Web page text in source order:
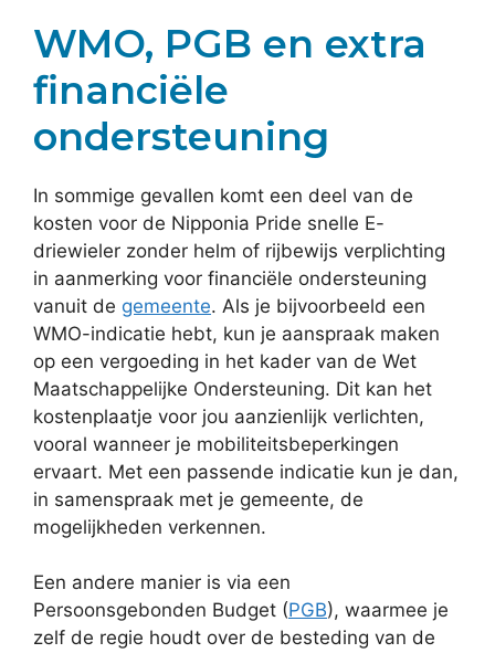
WMO, PGB en extra
financiële
ondersteuning
In sommige gevallen komt een deel van de
kosten voor de Nipponia Pride snelle E-
driewieler zonder helm of rijbewijs verplichting
in aanmerking voor financiële ondersteuning
vanuit de gemeente. Als je bijvoorbeeld een
WMO-indicatie hebt, kun je aanspraak maken
op een vergoeding in het kader van de Wet
Maatschappelijke Ondersteuning. Dit kan het
kostenplaatje voor jou aanzienlijk verlichten,
vooral wanneer je mobiliteitsbeperkingen
ervaart. Met een passende indicatie kun je dan,
in samenspraak met je gemeente, de
mogelijkheden verkennen.
Een andere manier is via een
Persoonsgebonden Budget (PGB), waarmee je
zelf de regie houdt over de besteding van de